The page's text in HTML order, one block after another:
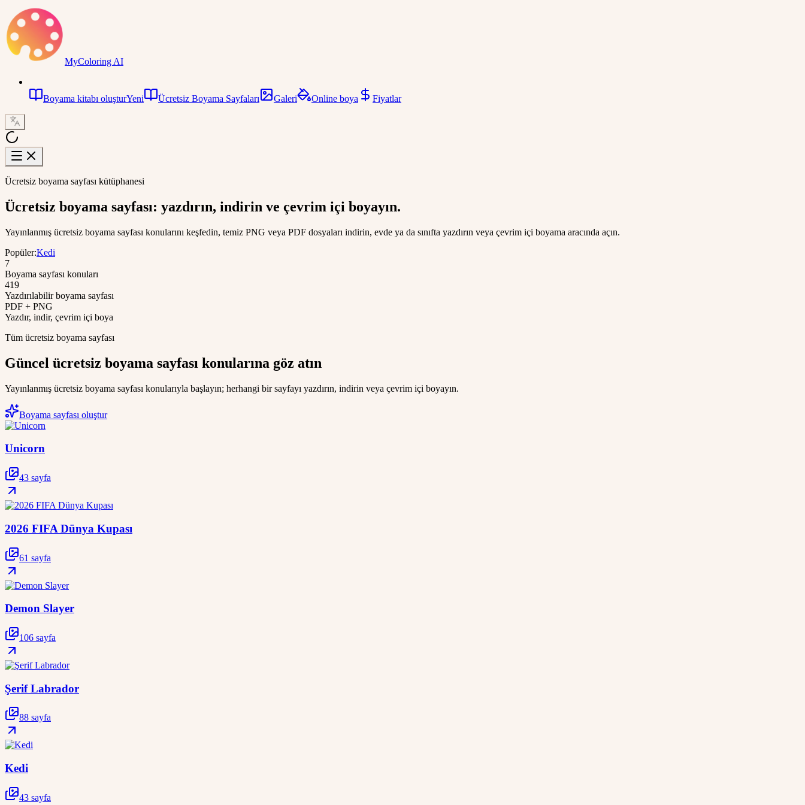
MyColoring AI
Boyama kitabı oluşturYeni Ücretsiz Boyama Sayfaları Galeri Online boya Fiyatlar
Ücretsiz boyama sayfası kütüphanesi
Ücretsiz boyama sayfası: yazdırın, indirin ve çevrim içi boyayın.
Yayınlanmış ücretsiz boyama sayfası konularını keşfedin, temiz PNG veya PDF dosyaları indirin, evde ya da sınıfta yazdırın veya çevrim içi boyama aracında açın.
Popüler:Kedi
7
Boyama sayfası konuları
419
Yazdırılabilir boyama sayfası
PDF + PNG
Yazdır, indir, çevrim içi boya
Tüm ücretsiz boyama sayfası
Güncel ücretsiz boyama sayfası konularına göz atın
Yayınlanmış ücretsiz boyama sayfası konularıyla başlayın; herhangi bir sayfayı yazdırın, indirin veya çevrim içi boyayın.
Boyama sayfası oluştur
Unicorn
43 sayfa
2026 FIFA Dünya Kupası
61 sayfa
Demon Slayer
106 sayfa
Şerif Labrador
88 sayfa
Kedi
43 sayfa